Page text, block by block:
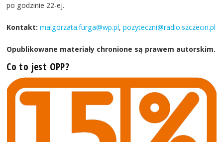
po godzinie 22-ej.
Kontakt: malgorzata.furga@wp.pl,pozyteczni@radio.szczecin.pl
Opublikowane materiały chronione są prawem autorskim.
Co to jest OPP?